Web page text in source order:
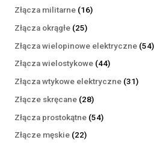
produktów
Złącza militarne 1616
Złącza okrągłe 2525
produktów
Złącza wielopinowe elektryczne 5454
Złącza wielostykowe 4444
produkty
Złącza wtykowe elektryczne 3131
Złącze skręcane 2828
produktów
Złącza prostokątne 5454
Złącze męskie 2222